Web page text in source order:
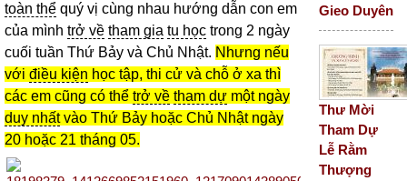
toàn thể quý vị cùng nhau hướng dẫn con em
của mình trở về tham gia tu học trong 2 ngày
cuối tuần Thứ Bảy và Chủ Nhật. Nhưng nếu
với điều kiện học tập, thi cử và chỗ ở xa thì
các em cũng có thể trở về tham dự một ngày
duy nhấtvào Thứ Bảy hoặc Chủ Nhật ngày
20 hoặc 21 tháng 05.
Gieo Duyên
Thư Mời
Tham Dự
Lễ Rằm
Thượng